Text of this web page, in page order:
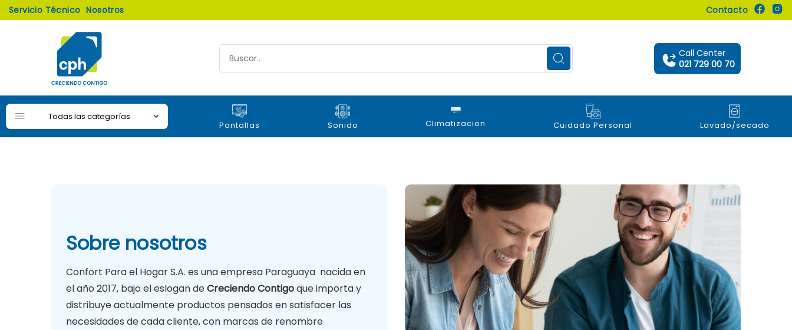
Servicio Técnico Nosotros Contacto
Call Center
021 729 00 70
Todas las categorías
Pantallas Sonido Climatizacion Cuidado Personal Lavado/secado
Sobre nosotros
Confort Para el Hogar S.A. es una empresa Paraguaya nacida en
el año 2017, bajo el eslogan deCreciendo Contigoque importa y
distribuye actualmente productos pensados en satisfacer las
necesidades de cada cliente, con marcas de renombre